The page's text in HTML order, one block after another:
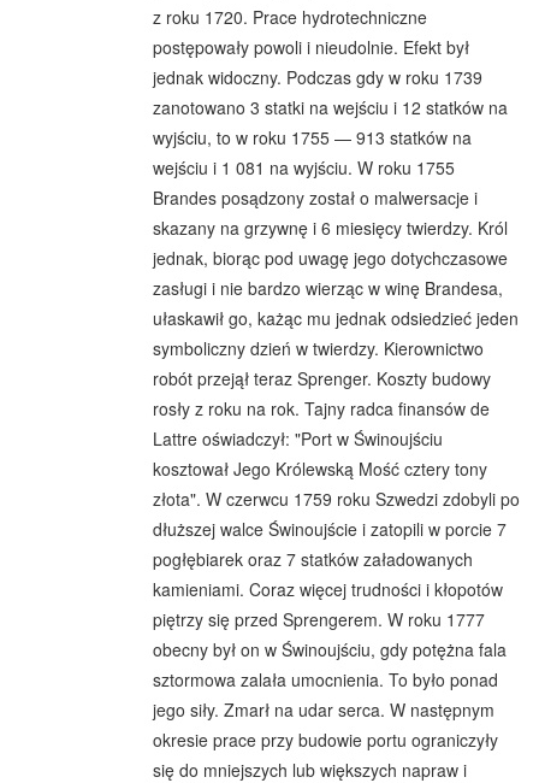
z roku 1720. Prace hydrotechniczne
postępowały powoli i nieudolnie. Efekt był
jednak widoczny. Podczas gdy w roku 1739
zanotowano 3 statki na wejściu i 12 statków na
wyjściu, to w roku 1755 — 913 statków na
wejściu i 1 081 na wyjściu. W roku 1755
Brandes posądzony został o malwersacje i
skazany na grzywnę i 6 miesięcy twierdzy. Król
jednak, biorąc pod uwagę jego dotychczasowe
zasługi i nie bardzo wierząc w winę Brandesa,
ułaskawił go, każąc mu jednak odsiedzieć jeden
symboliczny dzień w twierdzy. Kierownictwo
robót przejął teraz Sprenger. Koszty budowy
rosły z roku na rok. Tajny radca finansów de
Lattre oświadczył: "Port w Świnoujściu
kosztował Jego Królewską Mość cztery tony
złota". W czerwcu 1759 roku Szwedzi zdobyli po
dłuższej walce Świnoujście i zatopili w porcie 7
pogłębiarek oraz 7 statków załadowanych
kamieniami. Coraz więcej trudności i kłopotów
piętrzy się przed Sprengerem. W roku 1777
obecny był on w Świnoujściu, gdy potężna fala
sztormowa zalała umocnienia. To było ponad
jego siły. Zmarł na udar serca. W następnym
okresie prace przy budowie portu ograniczyły
się do mniejszych lub większych napraw i